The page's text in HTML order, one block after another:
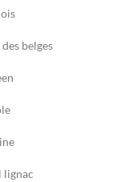
belges
lignac